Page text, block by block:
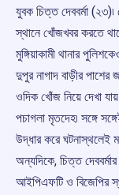
যুবক চিত্ত দেববর্মা
স্থানে খোঁজখবর করতে
মুঙ্গিয়াকামী থানার
দুপুর নাগাদ বাড়ীর পাশের
ওদিক খোঁজ নিয়ে দেখা
পচাগলা মৃতদেহ৷ সঙ্গে
উদ্ধার করে ঘটনাস্থলেই
অন্যদিকে, চিত্ত
আইপিএফটি ও বিজেপির